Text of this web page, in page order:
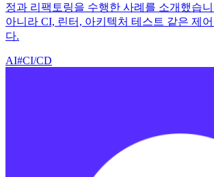
정과 리팩토링을 수행한 사례를 소개했습
아니라 CI, 린터, 아키텍처 테스트 같은 제
다.
AI#CI/CD